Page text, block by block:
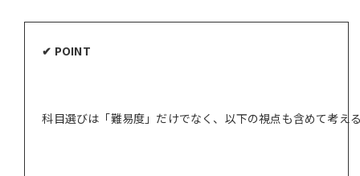
✔ POINT
科目選びは「難易度」だけでなく、以下の視点も含めて考え